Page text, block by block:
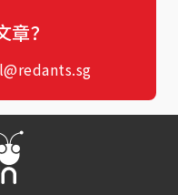
？